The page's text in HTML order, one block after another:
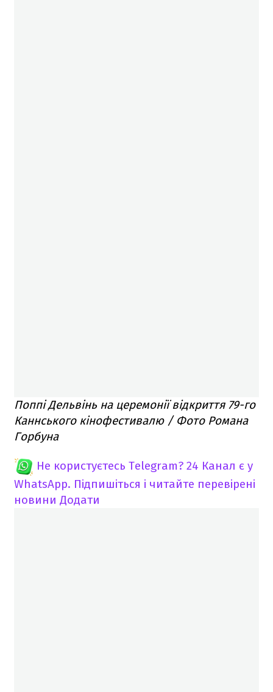
Поппі Дельвінь на церемонії відкриття 79-го
Каннського кінофестивалю / Фото Романа
Горбуна
Не користуєтесь Telegram? 24 Канал є у
WhatsApp. Підпишіться і читайте перевірені
новини Додати